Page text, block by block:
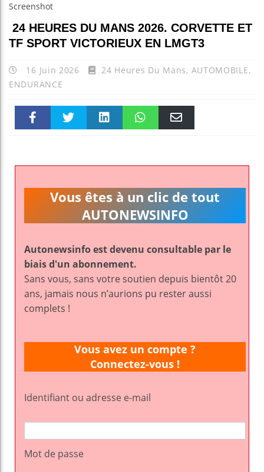
Screenshot
24 HEURES DU MANS 2026. CORVETTE ET
TF SPORT VICTORIEUX EN LMGT3
16 Juin 2026 24 Heures Du Mans, AUTOMOBILE,
ENDURANCE
k pt
Vous êtes à un clic de tout
AUTONEWSINFO
Autonewsinfo est devenu consultable par le
biais d'un abonnement.
Sans vous, sans votre soutien depuis bientôt 20
ans, jamais nous n’aurions pu rester aussi
complets !
Vous avez un compte ?
Connectez-vous !
Identifiant ou adresse e-mail
Mot de passe